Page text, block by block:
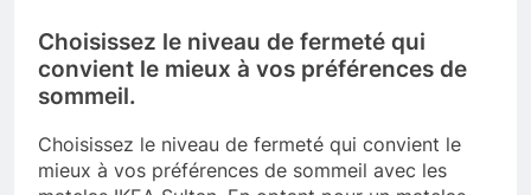
Choisissez le niveau de fermeté qui
convient le mieux à vos préférences de
sommeil.
Choisissez le niveau de fermeté qui convient le
mieux à vos préférences de sommeil avec les